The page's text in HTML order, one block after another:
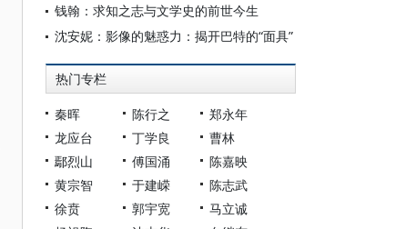
钱翰：求知之志与文学史的前世今生
沈安妮：影像的魅惑力：揭开巴特的“面具”
热门专栏
秦晖 陈行之
郑永年
龙应台
丁学良
曹林
鄢烈山
傅国涌
陈嘉映
黄宗智
于建嵘
陈志武
徐贲
郭宇宽
马立诚